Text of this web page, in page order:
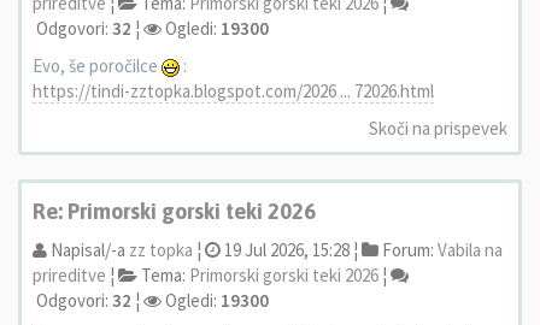
Odgovori: 32 ¦ Ogledi: 19300
Evo, še poročilce
:
https://tindi-zztopka.blogspot.com/2026 ... 72026.html
Skoči na prispevek
Re: Primorski gorski teki 2026
Napisal/-a zz topka ¦ 19 Jul 2026, 15:28 ¦ Forum: Vabila na
prireditve ¦ Tema: Primorski gorski teki 2026 ¦
Odgovori: 32 ¦ Ogledi: 19300